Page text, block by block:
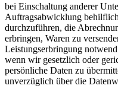
bei Einschaltung anderer
Auftragsabwicklung
durchzuführen, die
erbringen, Waren zu
Leistungserbringung
wenn wir gesetzlich oder
persönliche Daten zu
unverzüglich über die